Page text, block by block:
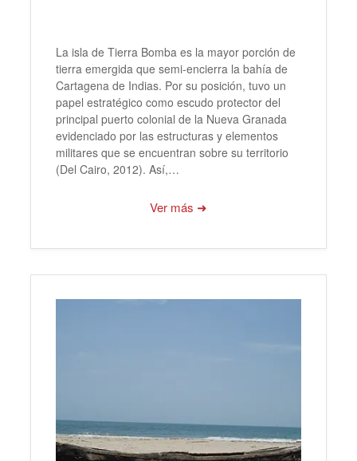
La isla de Tierra Bomba es la mayor porción de
tierra emergida que semi-encierra la bahía de
Cartagena de Indias. Por su posición, tuvo un
papel estratégico como escudo protector del
principal puerto colonial de la Nueva Granada
evidenciado por las estructuras y elementos
militares que se encuentran sobre su territorio
(Del Cairo, 2012). Así,…
Ver más ➜